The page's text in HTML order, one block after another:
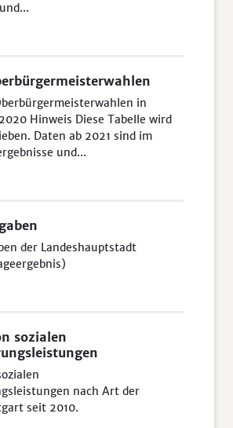
in
Hinweis Diese Tabelle wird
Daten ab 2021 sind im
und...
der Landeshauptstadt
sozialen
nach Art der
seit 2010.